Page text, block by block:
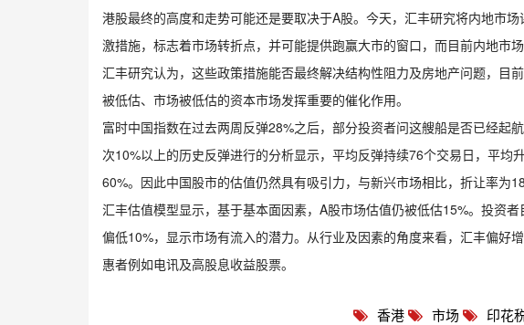
港股最终的高度和走势可能还是要取决于A股。今天，汇丰研究将内地市
激措施，标志着市场转折点，并可能提供跑赢大市的窗口，而目前内地市
汇丰研究认为，这些政策措施能否最终解决结构性阻力及房地产问题，目
被低估、市场被低估的资本市场发挥重要的催化作用。
富时中国指数在过去两周反弹28%之后，部分投资者问这艘船是否已经起
次10%以上的历史反弹进行的分析显示，平均反弹持续76个交易日，平均
60%。因此中国股市的估值仍然具有吸引力，与新兴市场相比，折让率为
汇丰估值模型显示，基于基本面因素，A股市场估值仍被低估15%。投资
偏低10%，显示市场有流入的潜力。从行业及因素的角度来看，汇丰偏好
惠者例如电讯及高股息收益股票。
香港 市场 印花